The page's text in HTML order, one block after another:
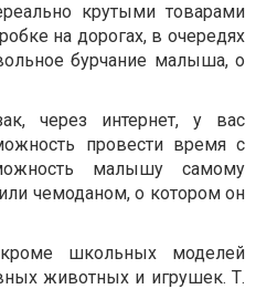
крутыми товарами
на дорогах, в очередях
бурчание малыша, о
через интернет, у вас
провести время с
малышу самому
чемоданом, о котором он
школьных моделей
животных и игрушек. Т.